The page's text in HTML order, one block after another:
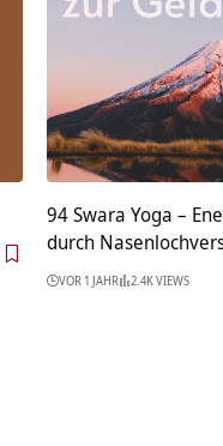
94 Swara Yoga –
durch
VOR 1 JAHR 2.4K VIEWS